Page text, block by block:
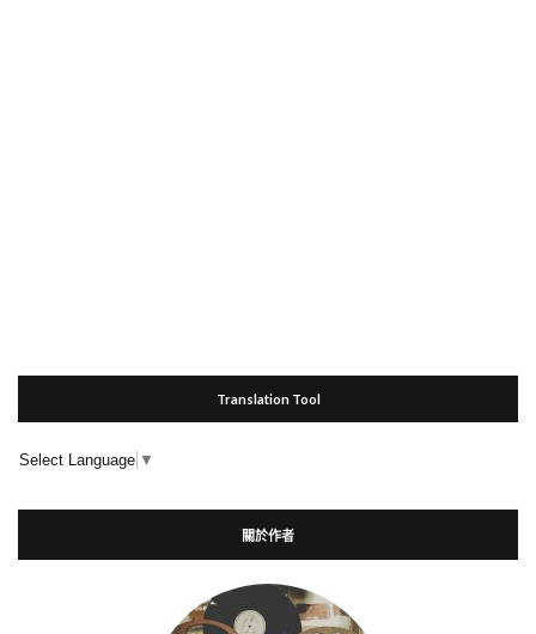
Translation Tool
Select Language ▼
關於作者